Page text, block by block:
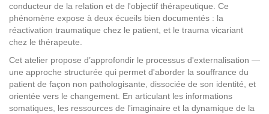
conducteur de la relation et de l'objectif thérapeutique. Ce
phénomène expose à deux écueils bien documentés : la
réactivation traumatique chez le patient, et le trauma vicariant
chez le thérapeute.
Cet atelier propose d’approfondir le processus d'externalisation —
une approche structurée qui permet d'aborder la souffrance du
patient de façon non pathologisante, dissociée de son identité, et
orientée vers le changement. En articulant les informations
somatiques, les ressources de l'imaginaire et la dynamique de la